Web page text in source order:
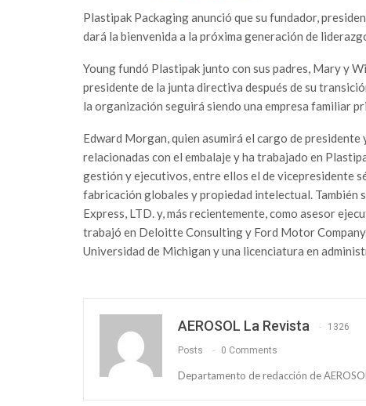
Plastipak Packaging anunció que su fundador,
dará la bienvenida a la próxima generación de
Young fundó Plastipak junto con sus padres, Mary y
presidente de la junta directiva después de su
la organización seguirá siendo una empresa familiar
Edward Morgan, quien asumirá el cargo de
relacionadas con el embalaje y ha trabajado en
gestión y ejecutivos, entre ellos el de vicepresidente
fabricación globales y propiedad intelectual.
Express, LTD. y, más recientemente, como asesor
trabajó en Deloitte Consulting y Ford Motor
Universidad de Michigan y una licenciatura en
AEROSOL La Revista 1326
Posts 0 Comments
Departamento de redacción de